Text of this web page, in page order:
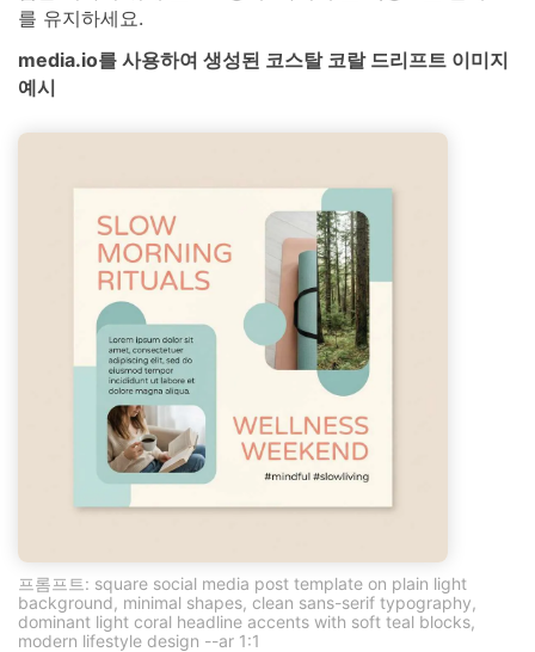
를 유지하세요.
media.io를 사용하여 생성된 코스탈 코랄 드리프트 이미지
예시
프롬프트: square social media post template on plain light
background, minimal shapes, clean sans-serif typography,
dominant light coral headline accents with soft teal blocks,
modern lifestyle design --ar 1:1